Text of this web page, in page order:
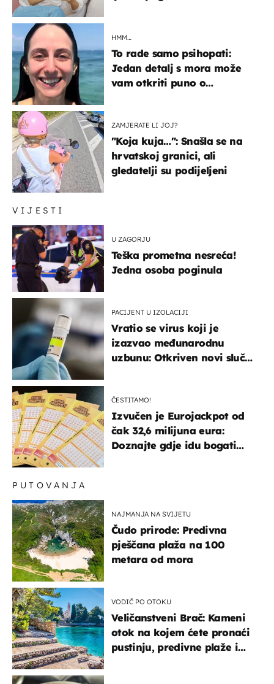
VIJESTI
U ZAGORJU
Teška prometna nesreća!
Jedna osoba poginula
PACIJENT U IZOLACIJI
Vratio se virus koji je
izazvao međunarodnu
uzbunu: Otkriven novi slučaj
ČESTITAMO!
Izvučen je Eurojackpot od
čak 32,6 milijuna eura:
Doznajte gdje idu bogati
HMM…
To rade samo psihopati:
Jedan detalj s mora može
vam otkriti puno o
ZAMJERATE LI JOJ?
"Koja kuja…": Snašla se na
hrvatskoj granici, ali
gledatelji su podijeljeni
PUTOVANJA
NAJMANJA NA SVIJETU
Čudo prirode: Predivna
pješčana plaža na 100
metara od mora
VODIČ PO OTOKU
Veličanstveni Brač: Kameni
otok na kojem ćete pronaći
pustinju, predivne plaže i